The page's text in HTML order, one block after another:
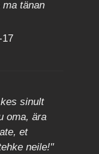
tänan
17
sinult
oma, ära
et
neile!"